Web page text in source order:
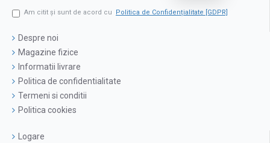
Am citit şi sunt de acord cu Politica de Confidențialitate [GDPR]
Despre noi
Magazine fizice
Informatii livrare
Politica de confidentialitate
Termeni si conditii
Politica cookies
Logare